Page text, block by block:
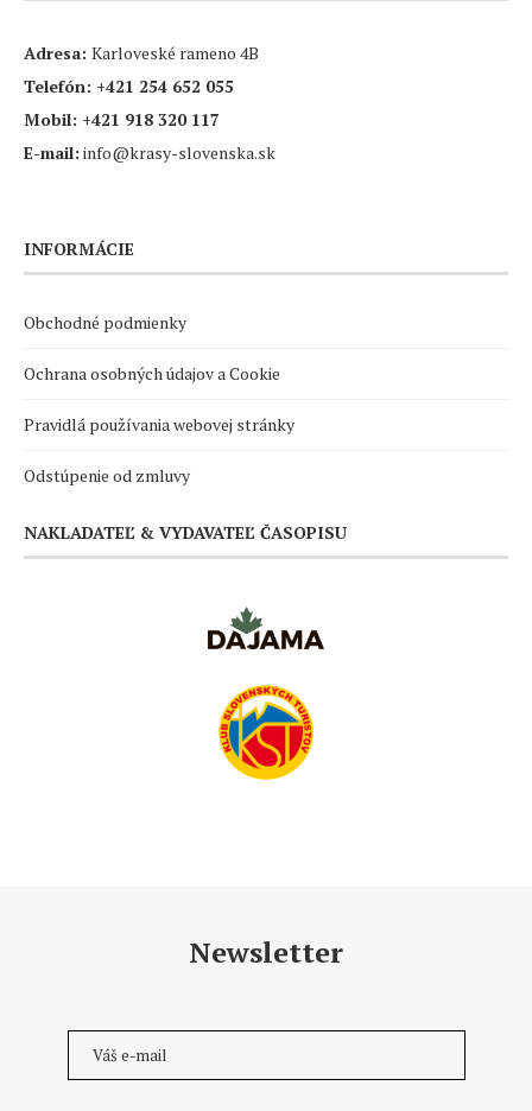
Adresa: Karloveské rameno 4B
Telefón: +421 254 652 055
Mobil: +421 918 320 117
E-mail: info@krasy-slovenska.sk
INFORMÁCIE
Obchodné podmienky
Ochrana osobných údajov a Cookie
Pravidlá používania webovej stránky
Odstúpenie od zmluvy
NAKLADATEĽ & VYDAVATEĽ ČASOPISU
Newsletter